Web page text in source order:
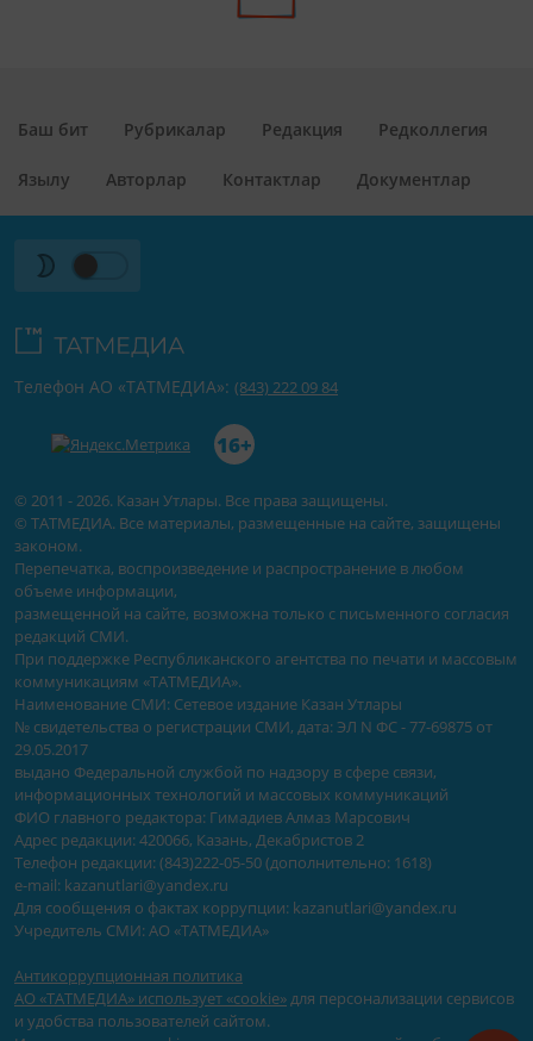
Баш бит Рубрикалар Редакция Редколлегия
Язылу Авторлар Контактлар Документлар
© 2011 - 2026. Казан Утлары. Все права защищены.
© ТАТМЕДИА. Все материалы, размещенные на сайте, защищены
законом.
Перепечатка, воспроизведение и распространение в любом
объеме информации,
размещенной на сайте, возможна только с письменного согласия
редакций СМИ.
При поддержке Республиканского агентства по печати и массовым
коммуникациям «ТАТМЕДИА».
Наименование СМИ: Сетевое издание Казан Утлары
№ свидетельства о регистрации СМИ, дата: ЭЛ N ФС - 77-69875 от
29.05.2017
выдано Федеральной службой по надзору в сфере связи,
информационных технологий и массовых коммуникаций
ФИО главного редактора: Гимадиев Алмаз Марсович
Адрес редакции: 420066, Казань, Декабристов 2
Телефон редакции: (843)222-05-50 (дополнительно: 1618)
e-mail: kazanutlari@yandex.ru
Для сообщения о фактах коррупции: kazanutlari@yandex.ru
Учредитель СМИ: АО «ТАТМЕДИА»
Антикоррупционная политика
АО «ТАТМЕДИА» использует «cookie»для персонализации сервисов
и удобства пользователей сайтом.
Телефон АО «ТАТМЕДИА»: (843) 222 09 84
16+